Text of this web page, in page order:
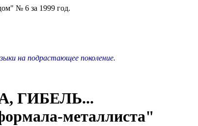
№ 6 за 1999 год.
на подрастающее поколение.
ГИБЕЛЬ...
металлиста"